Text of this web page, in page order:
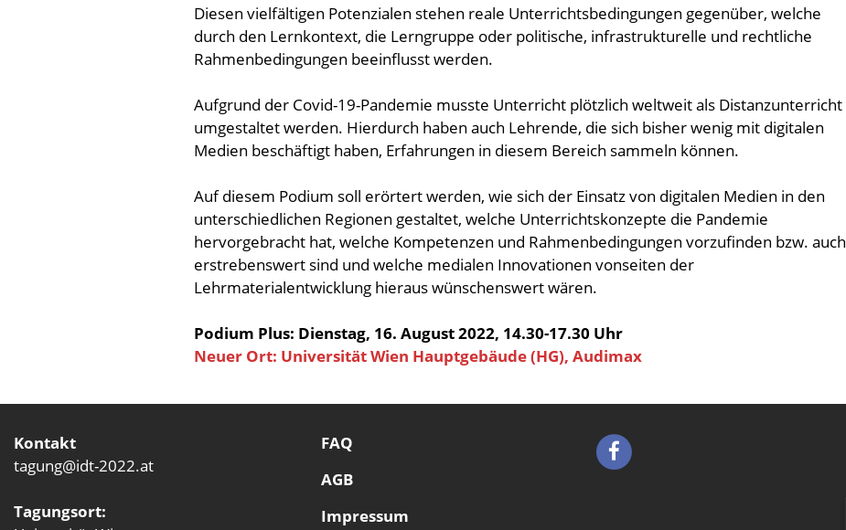
Diesen vielfältigen Potenzialen stehen reale Unterrichtsbedingungen gegenüber, welche
durch den Lernkontext, die Lerngruppe oder politische, infrastrukturelle und rechtliche
Rahmenbedingungen beeinflusst werden.
Aufgrund der Covid-19-Pandemie musste Unterricht plötzlich weltweit als Distanzunterricht
umgestaltet werden. Hierdurch haben auch Lehrende, die sich bisher wenig mit digitalen
Medien beschäftigt haben, Erfahrungen in diesem Bereich sammeln können.
Auf diesem Podium soll erörtert werden, wie sich der Einsatz von digitalen Medien in den
unterschiedlichen Regionen gestaltet, welche Unterrichtskonzepte die Pandemie
hervorgebracht hat, welche Kompetenzen und Rahmenbedingungen vorzufinden bzw. auch
erstrebenswert sind und welche medialen Innovationen vonseiten der
Lehrmaterialentwicklung hieraus wünschenswert wären.
Podium Plus: Dienstag, 16. August 2022, 14.30-17.30 Uhr
Neuer Ort: Universität Wien Hauptgebäude (HG), Audimax
Kontakt
tagung@idt-2022.at
Tagungsort:
FAQ
AGB
Impressum